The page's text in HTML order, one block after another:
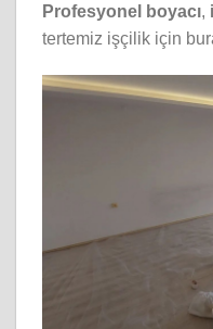
Profesyonel boyacı,
tertemiz işçilik için